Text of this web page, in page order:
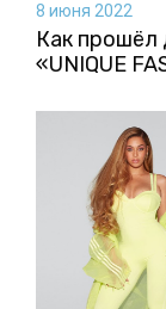
8 июня 2022
Как прошёл
«UNIQUE